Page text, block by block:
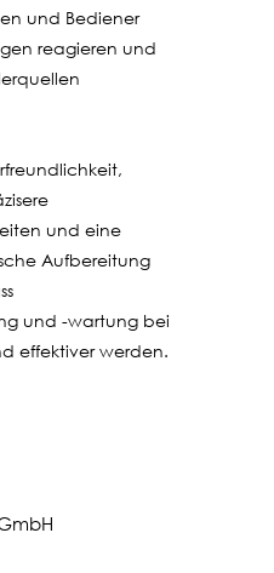
und Bediener
reagieren und
und eine
Aufbereitung
und -wartung bei
effektiver werden.